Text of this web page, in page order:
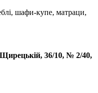
шафи-купе, матраци,
Щирецькій, 36/10, № 2/40,